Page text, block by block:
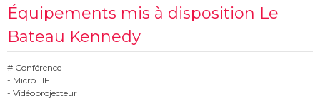
Équipements mis à disposition Le
Bateau Kennedy
# Conférence
- Micro HF
- Vidéoprojecteur